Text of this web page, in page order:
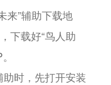
来”辅助下载地
下载好“鸟人助
时，先打开安装